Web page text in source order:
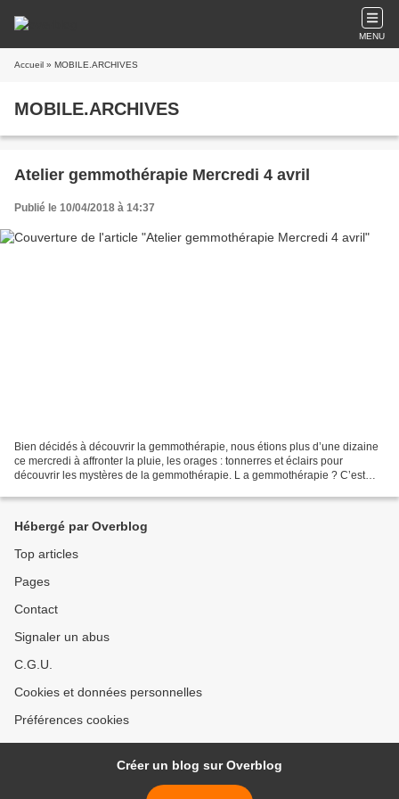
MENU
Accueil » MOBILE.ARCHIVES
MOBILE.ARCHIVES
Atelier gemmothérapie Mercredi 4 avril
Publié le 10/04/2018 à 14:37
Bien décidés à découvrir la gemmothérapie, nous étions plus d’une dizaine
ce mercredi à affronter la pluie, les orages : tonnerres et éclairs pour
découvrir les mystères de la gemmothérapie. L a gemmothérapie ? C’est
Hébergé par Overblog
Top articles
Pages
Contact
Signaler un abus
C.G.U.
Cookies et données personnelles
Préférences cookies
Créer un blog sur Overblog